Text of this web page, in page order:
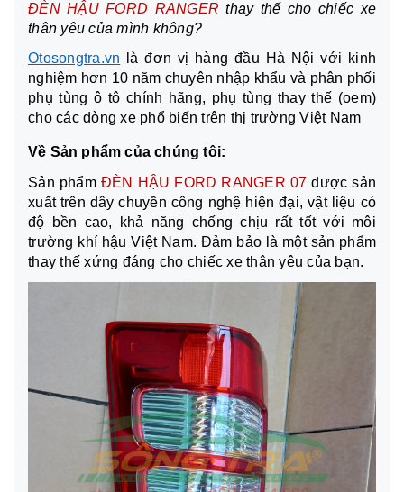
ĐÈN HẬU FORD RANGER thay thế cho chiếc xe
thân yêu của mình không?
Otosongtra.vn
là đơn vị hàng đầu Hà Nội với kinh
nghiệm hơn 10 năm chuyên nhập khẩu và phân phối
phụ tùng ô tô chính hãng, phụ tùng thay thế (oem)
cho các dòng xe phổ biến trên thị trường Việt Nam
Về Sản phẩm của chúng tôi:
Sản phẩmĐÈN HẬU FORD RANGER 07 được sản
xuất trên dây chuyền công nghệ hiện đại, vật liệu có
độ bền cao, khả năng chống chịu rất tốt với môi
trường khí hậu Việt Nam. Đảm bảo là một sản phẩm
thay thế xứng đáng cho chiếc xe thân yêu của bạn.